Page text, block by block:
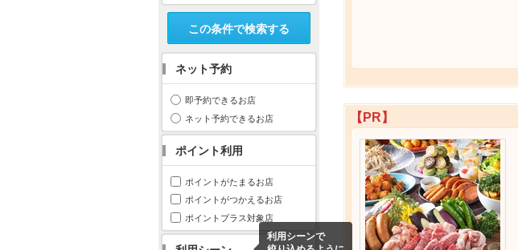
この条件で検索する
ネット予約
即予約できるお店
ネット予約できるお店
ポイント利用
ポイントがたまるお店
ポイントがつかえるお店
ポイントプラス対象店
利用シーンで
【PR】